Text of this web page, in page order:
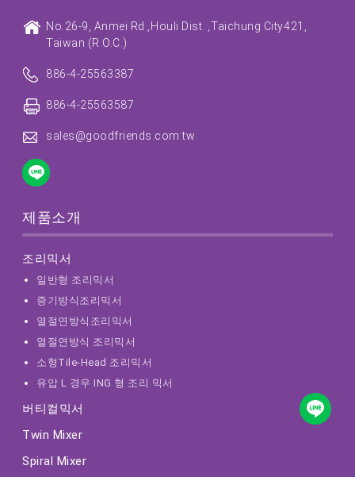
No.26-9, Anmei Rd.,Houli Dist. , Taichung City421,
Taiwan (R.O.C.)
886-4-25563387
886-4-25563587
sales@goodfriends.com.tw
제품소개
조리믹서
일반형 조리믹서
증기방식조리믹서
열절연방식조리믹서
열절연방식 조리믹서
소형Tile-Head 조리믹서
유압 L 경우 ING 형 조리 믹서
버티컬믹서
Twin Mixer
Spiral Mixer